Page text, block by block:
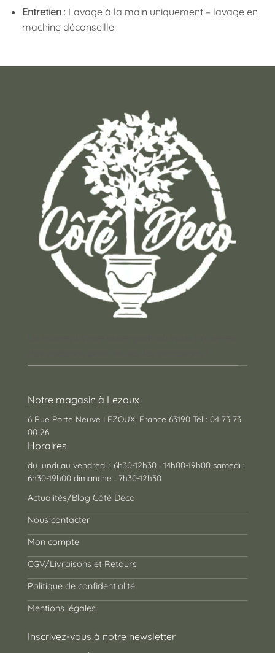
Entretien: Lavage à la main uniquement – lavage en
machine déconseillé
Notre magasin à Lezoux
6 Rue Porte Neuve LEZOUX, France 63190 Tél : 04 73 73
00 26
Horaires
du lundi au vendredi : 6h30-12h30 | 14h00-19h00 samedi :
6h30-19h00 dimanche : 7h30-12h30
Actualités/Blog Côté Déco
Nous contacter
Mon compte
CGV/Livraisons et Retours
Politique de confidentialité
Mentions légales
Inscrivez-vous à notre newsletter